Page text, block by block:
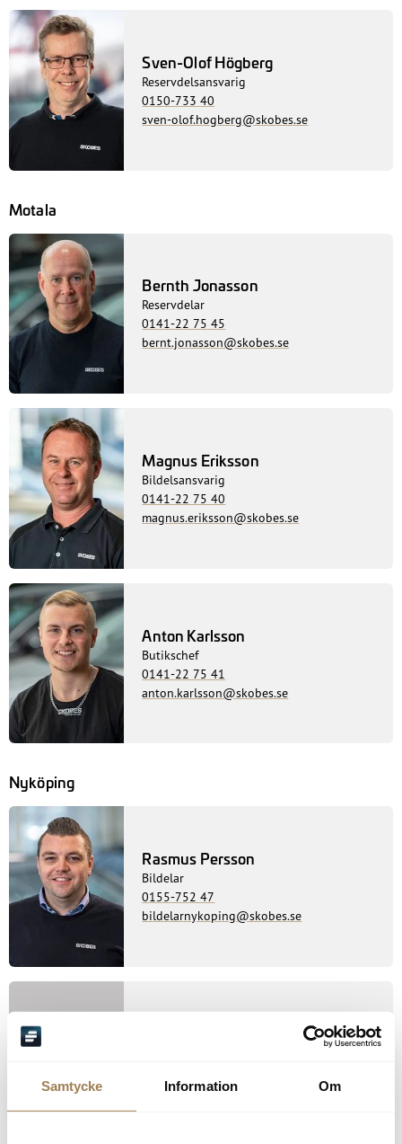
Samtycke Information Om
Sven-Olof Högberg
Reservdelsansvarig
0150-733 40
sven-olof.hogberg@skobes.se
Motala
Bernth Jonasson
Reservdelar
0141-22 75 45
bernt.jonasson@skobes.se
Magnus Eriksson
Bildelsansvarig
0141-22 75 40
magnus.eriksson@skobes.se
Anton Karlsson
Butikschef
0141-22 75 41
anton.karlsson@skobes.se
Nyköping
Rasmus Persson
Bildelar
0155-752 47
bildelarnykoping@skobes.se
sandra.karlsson@skobes.se